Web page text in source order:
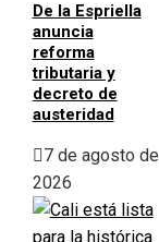
De la Espriella
anuncia
reforma
tributaria y
decreto de
austeridad
7 de agosto de
2026